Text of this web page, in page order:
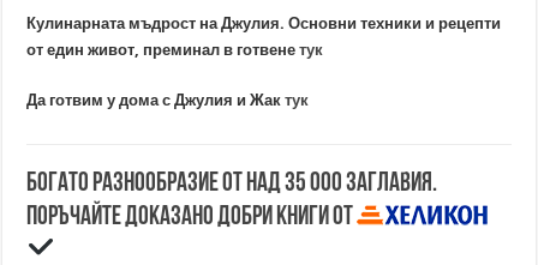
Кулинарната мъдрост на Джулия. Основни техники и рецепти
от един живот, преминал в готвенетук
Да готвим у дома с Джулия и Жактук
Богато разнообразие от над 35 000 заглавия.
Поръчайте доказано добри книги от